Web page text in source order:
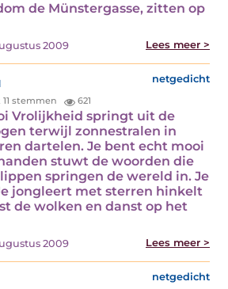
de Münstergasse, zitten op
2009 Lees meer >
netgedicht
11 stemmen 621
Vrolijkheid springt uit de
terwijl zonnestralen in
dartelen. Je bent echt mooi
stuwt de woorden die
springen de wereld in. Je
jongleert met sterren hinkelt
de wolken en danst op het
2009 Lees meer >
netgedicht